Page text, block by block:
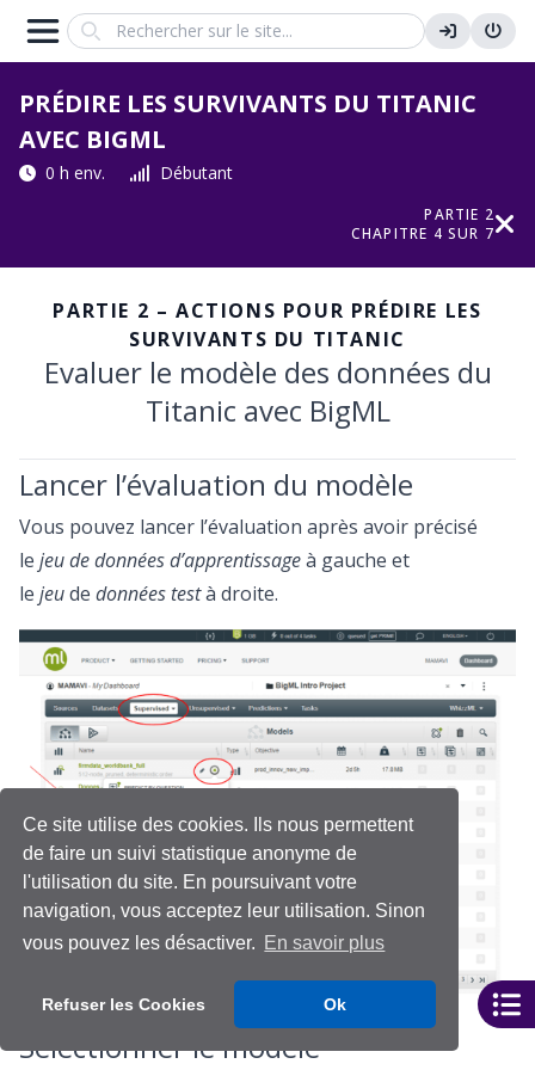
Ce site utilise des cookies. Ils nous permettent
de faire un suivi statistique anonyme de
l'utilisation du site. En poursuivant votre
navigation, vous acceptez leur utilisation. Sinon
vous pouvez les désactiver. En savoir plus
Refuser les Cookies Ok
Search
PRÉDIRE LES SURVIVANTS DU TITANIC
AVEC BIGML
0 h env. Débutant
PARTIE 2
CHAPITRE 4 SUR 7
PARTIE 2 – ACTIONS POUR PRÉDIRE LES
SURVIVANTS DU TITANIC
Evaluer le modèle des données du
Titanic avec BigML
Lancer l’évaluation du modèle
Vous pouvez lancer l’évaluation après avoir précisé
le jeu de données d’apprentissageà gauche et
le jeude données testà droite.
Sélectionner le modèle